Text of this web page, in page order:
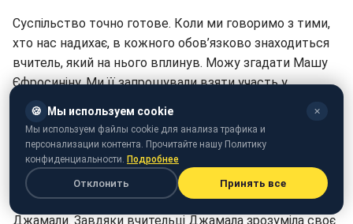
Суспільство точно готове. Коли ми говоримо з тими,
хто нас надихає, в кожного обов’язково знаходиться
вчитель, який на нього вплинув. Можу згадати Машу
Єфросиніну. Ми її запрошували взяти участь у
підготовці ролика на подяку вчителям, і вона відразу
сказала: "Я прийду. Моя вчителька в кримській школі —
перша, хто подала мені ідею, що я можу бути ведучою,
що в мене це гарно виходить. Вона пропонувала мені
бути ведучою шкільних заходів, концертів і навіть із
батьками про це говорила". Схожа історія у співачки
Джамали. Завдяки вчительці Джамала зрозуміла своє
🍪 Мы используем cookie ✕
Мы используем файлы cookie для анализа трафика и
персонализации контента. Прочитайте нашу Политику
конфиденциальности. Подробнее
Отклонить Принять все